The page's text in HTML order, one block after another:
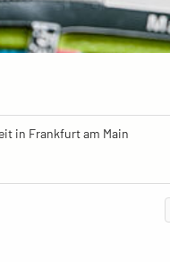
in Frankfurt am Main